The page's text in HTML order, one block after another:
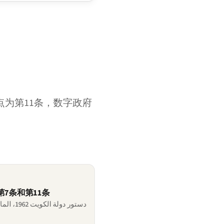
为第11条，数字政府
7条和第11条
دستور دولة الكويت 1962، المادتان 7 و 11